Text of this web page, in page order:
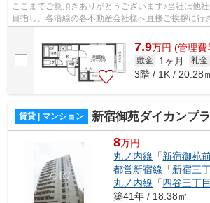
ここまでご覧頂きありがとうございます♪当社は他
目指し、各沿線の各不動産会社様へ直接ご挨拶に行
7.9万円 (管理費
敷金 1ヶ月 礼金
3階 / 1K / 20.28
賃貸 | マンション 新宿御苑ダイカンプ
8万円
丸ノ内線 「新宿御苑
都営新宿線 「新宿三
丸ノ内線 「四谷三丁目
築41年 / 18.38㎡